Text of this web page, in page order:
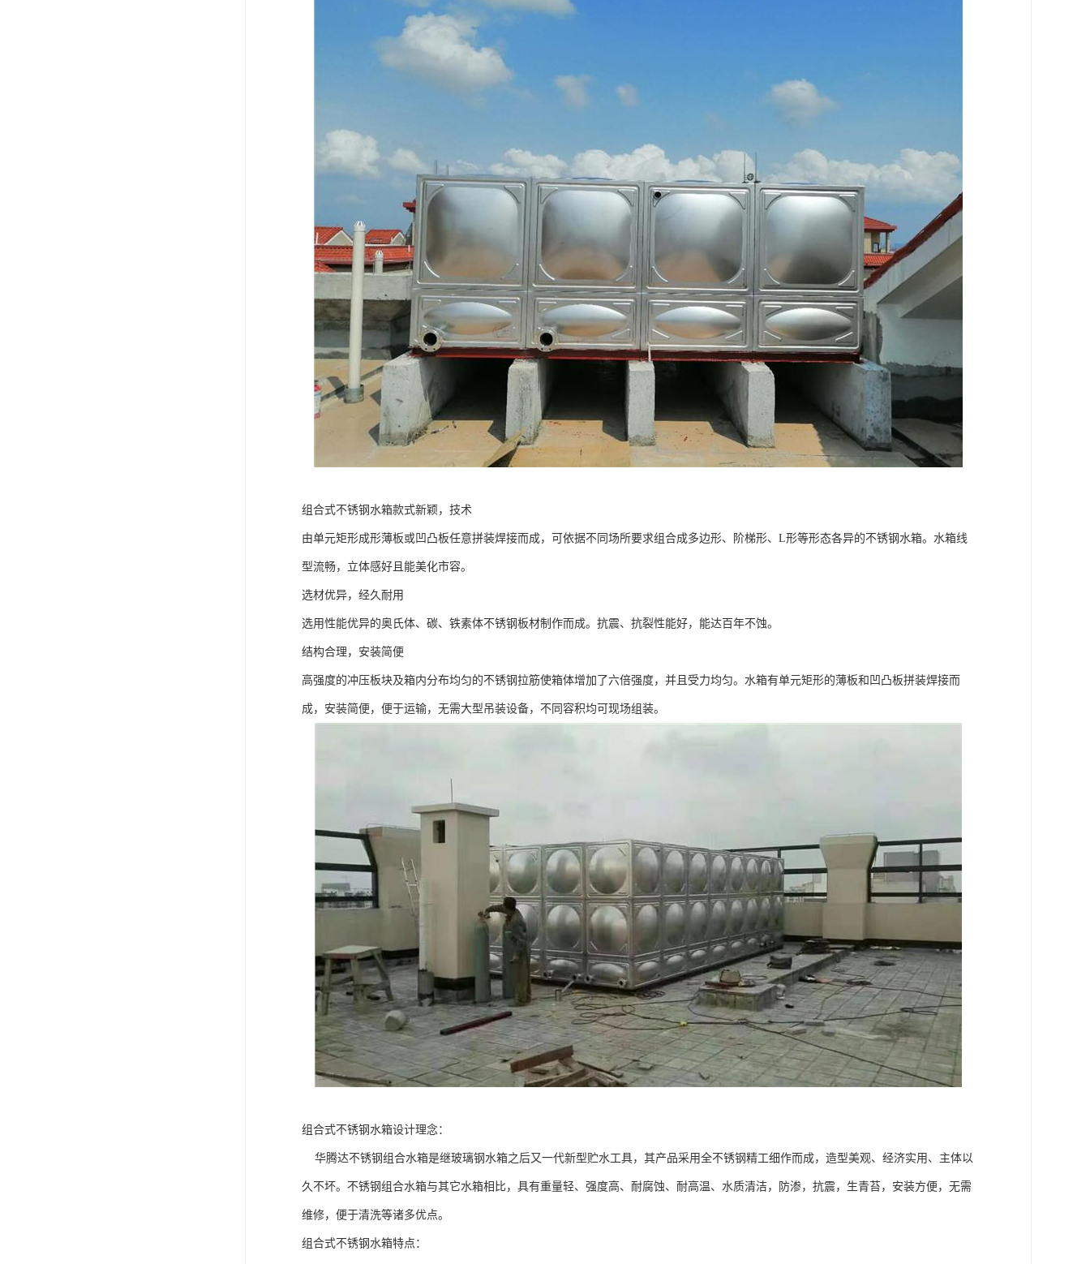
组合式不锈钢水箱款式新颖，技术
由单元矩形成形薄板或凹凸板任意拼装焊接而成，可依据不同场所要求组合成多边形、阶梯形、L形等形态各异的不锈钢水箱。水箱线
型流畅，立体感好且能美化市容。
选材优异，经久耐用
选用性能优异的奥氏体、碳、铁素体不锈钢板材制作而成。抗震、抗裂性能好，能达百年不蚀。
结构合理，安装简便
高强度的冲压板块及箱内分布均匀的不锈钢拉筋使箱体增加了六倍强度，并且受力均匀。水箱有单元矩形的薄板和凹凸板拼装焊接而
成，安装简便，便于运输，无需大型吊装设备，不同容积均可现场组装。
组合式不锈钢水箱设计理念：
华腾达不锈钢组合水箱是继玻璃钢水箱之后又一代新型贮水工具，其产品采用全不锈钢精工细作而成，造型美观、经济实用、主体以
久不坏。不锈钢组合水箱与其它水箱相比，具有重量轻、强度高、耐腐蚀、耐高温、水质清洁，防渗，抗震，生青苔，安装方便，无需
维修，便于清洗等诸多优点。
组合式不锈钢水箱特点：